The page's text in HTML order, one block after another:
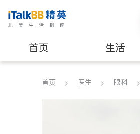
首页 生活
养老 非盈利组织
首页 医生 眼科